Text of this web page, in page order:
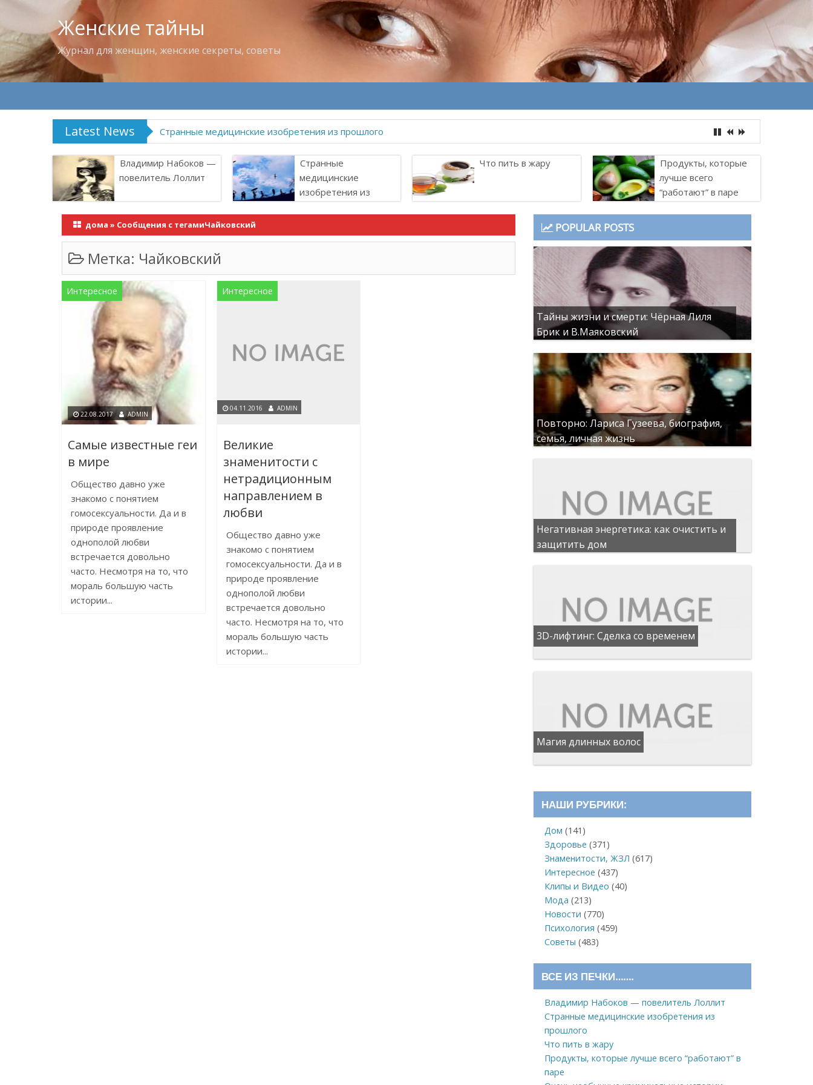
Женские тайны
Журнал для женщин, женские секреты, советы
Latest News Странные медицинские изобретения из прошлого
Владимир Набоков —
повелитель Лоллит
Странные
медицинские
изобретения из
Что пить в жару
Продукты, которые
лучше всего
“работают” в паре
дома » Сообщения с тегамиЧайковский
Метка: Чайковский
Интересное
22.08.2017 ADMIN
Самые известные геи
в мире
Общество давно уже
знакомо с понятием
гомосексуальности. Да и в
природе проявление
однополой любви
встречается довольно
часто. Несмотря на то, что
мораль большую часть
истории...
Интересное
04.11.2016 ADMIN
Великие
знаменитости с
нетрадиционным
направлением в
любви
Общество давно уже
знакомо с понятием
гомосексуальности. Да и в
природе проявление
однополой любви
встречается довольно
часто. Несмотря на то, что
мораль большую часть
истории...
POPULAR POSTS
Тайны жизни и смерти: Чёрная Лиля
Брик и В.Маяковский
Повторно: Лариса Гузеева, биография,
семья, личная жизнь
Негативная энергетика: как очистить и
защитить дом
3D-лифтинг: Сделка со временем
Магия длинных волос
НАШИ РУБРИКИ:
Дом (141)
Здоровье (371)
Знаменитости, ЖЗЛ (617)
Интересное (437)
Клипы и Видео (40)
Мода (213)
Новости (770)
Психология (459)
Советы (483)
ВСЕ ИЗ ПЕЧКИ…….
Владимир Набоков — повелитель Лоллит
Странные медицинские изобретения из
прошлого
Что пить в жару
Продукты, которые лучше всего “работают” в
паре